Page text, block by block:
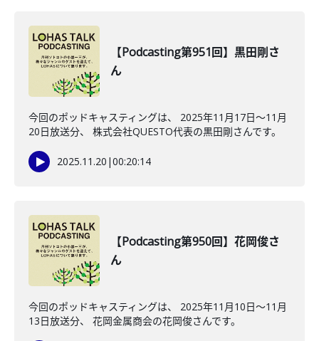
【Podcasting第951回】黒田剛さ
ん
今回のポッドキャスティングは、 2025年11月17日〜11月
20日放送分、 株式会社QUESTO代表の黒田剛さんです。
2025.11.20 |00:20:14
【Podcasting第950回】花岡俊さ
ん
今回のポッドキャスティングは、 2025年11月10日〜11月
13日放送分、 花岡金属商会の花岡俊さんです。